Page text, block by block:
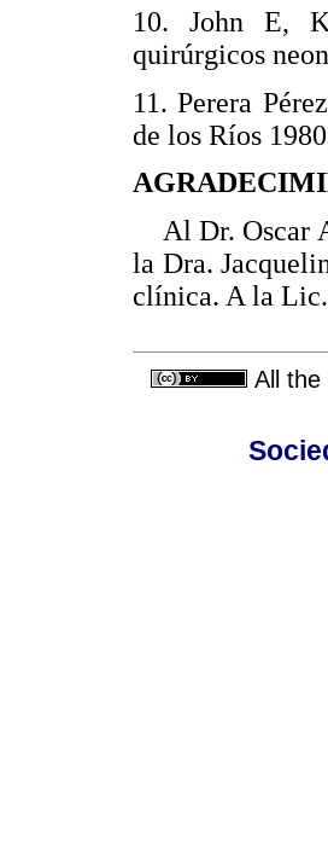
10. John E,
quirúrgicos
11. Perera
de los Ríos
Al Dr. Oscar
la Dra.
clínica. A la Lic.
All the